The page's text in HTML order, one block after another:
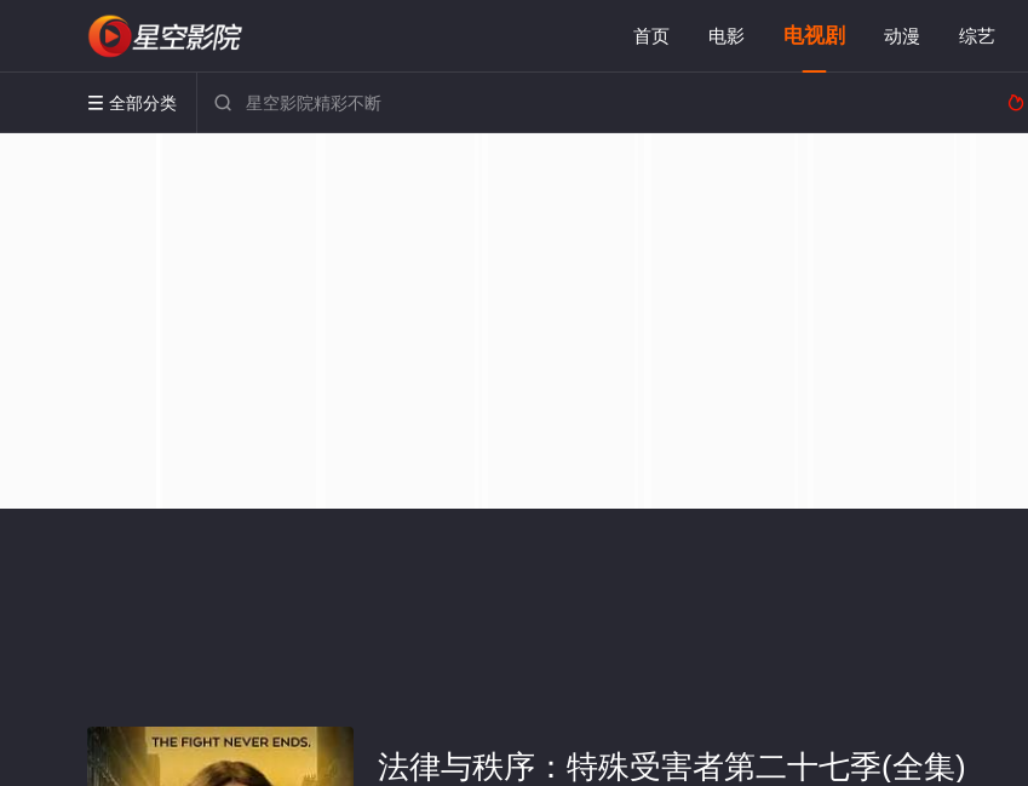
首页 电影 电视剧 动漫 综艺
 全部分类  
法律与秩序：特殊受害者第二十七季(全集)